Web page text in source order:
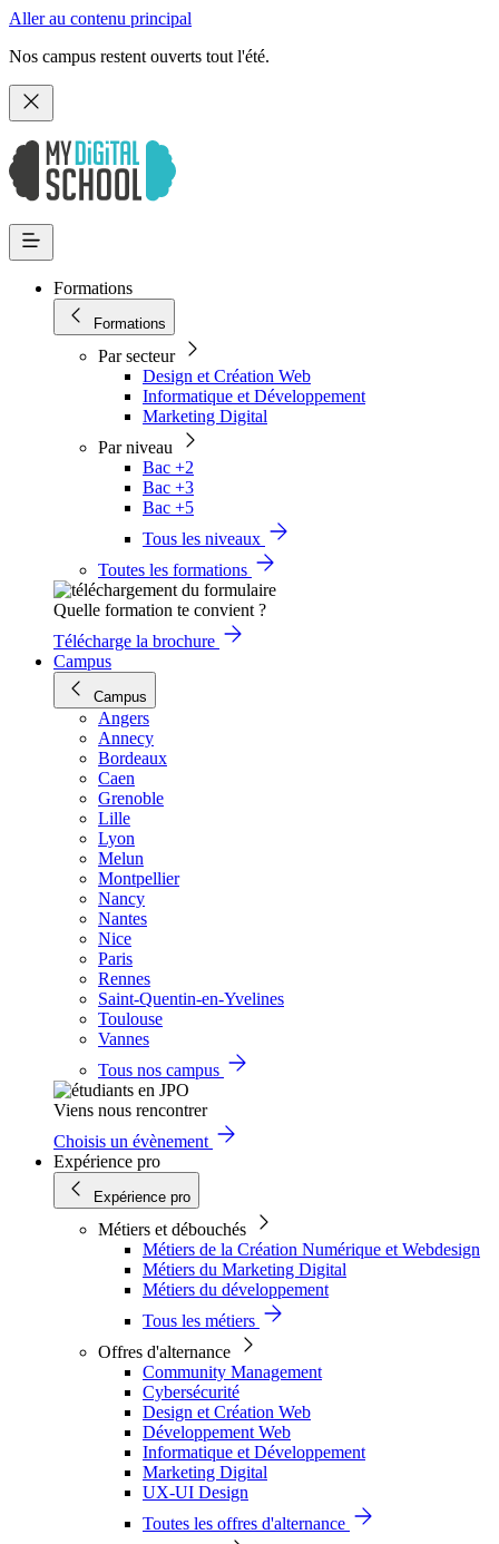
Aller au contenu principal
Nos campus restent ouverts tout l'été.
Formations
Formations
Par secteur
Design et Création Web
Informatique et Développement
Marketing Digital
Par niveau
Bac +2
Bac +3
Bac +5
Tous les niveaux
Toutes les formations
Quelle formation te convient ?
Télécharge la brochure
Campus
Campus
Angers
Annecy
Bordeaux
Caen
Grenoble
Lille
Lyon
Melun
Montpellier
Nancy
Nantes
Nice
Paris
Rennes
Saint-Quentin-en-Yvelines
Toulouse
Vannes
Tous nos campus
Viens nous rencontrer
Choisis un évènement
Expérience pro
Expérience pro
Métiers et débouchés
Métiers de la Création Numérique et Webdesign
Métiers du Marketing Digital
Métiers du développement
Tous les métiers
Offres d'alternance
Community Management
Cybersécurité
Design et Création Web
Développement Web
Informatique et Développement
Marketing Digital
UX-UI Design
Toutes les offres d'alternance